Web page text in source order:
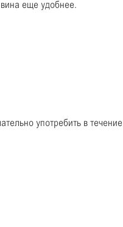
еще удобнее.
употребить в течение